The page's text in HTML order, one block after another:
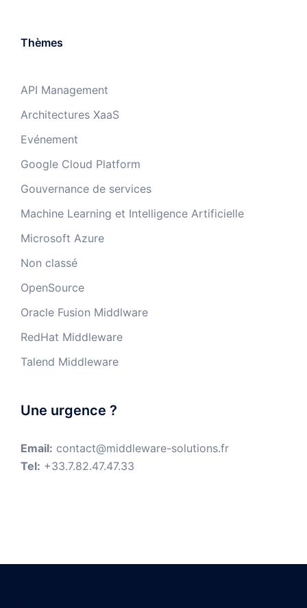
Thèmes
API Management
Architectures XaaS
Evénement
Google Cloud Platform
Gouvernance de services
Machine Learning et Intelligence Artificielle
Microsoft Azure
Non classé
OpenSource
Oracle Fusion Middlware
RedHat Middleware
Talend Middleware
Une urgence ?
Email: contact@middleware-solutions.fr
Tel: +33.7.82.47.47.33